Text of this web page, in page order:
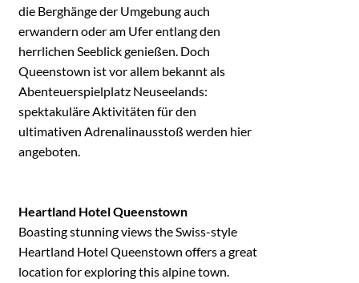
die Berghänge der Umgebung auch
erwandern oder am Ufer entlang den
herrlichen Seeblick genießen. Doch
Queenstown ist vor allem bekannt als
Abenteuerspielplatz Neuseelands:
spektakuläre Aktivitäten für den
ultimativen Adrenalinausstoß werden hier
angeboten.
Heartland Hotel Queenstown
Boasting stunning views the Swiss-style
Heartland Hotel Queenstown offers a great
location for exploring this alpine town.